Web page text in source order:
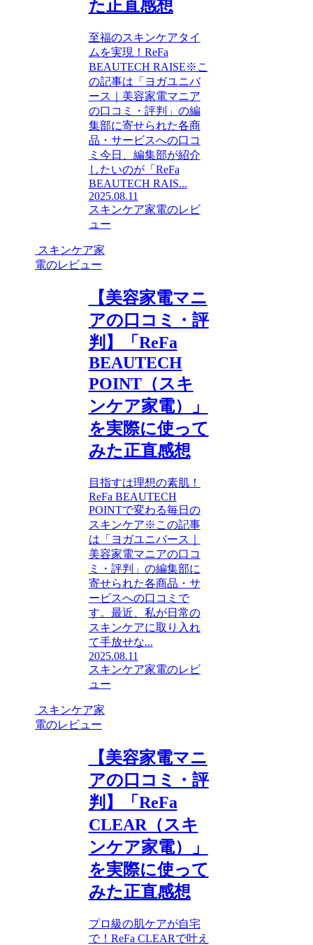
た正直感想
至福のスキンケアタイ
ムを実現！ReFa
BEAUTECH RAISE※こ
の記事は「ヨガユニバ
ース｜美容家電マニア
の口コミ・評判」の編
集部に寄せられた各商
品・サービスへの口コ
ミ今日、編集部が紹介
したいのが「ReFa
BEAUTECH RAIS...
2025.08.11
スキンケア家電のレビ
ュー
スキンケア家
電のレビュー
【美容家電マニ
アの口コミ・評
判】「ReFa
BEAUTECH
POINT（スキ
ンケア家電）」
を実際に使って
みた正直感想
目指すは理想の素肌！
ReFa BEAUTECH
POINTで変わる毎日の
スキンケア※この記事
は「ヨガユニバース｜
美容家電マニアの口コ
ミ・評判」の編集部に
寄せられた各商品・サ
ービスへの口コミで
す。最近、私が日常の
スキンケアに取り入れ
て手放せな...
2025.08.11
スキンケア家電のレビ
ュー
スキンケア家
電のレビュー
【美容家電マニ
アの口コミ・評
判】「ReFa
CLEAR（スキ
ンケア家電）」
を実際に使って
みた正直感想
プロ級の肌ケアが自宅
で！ReFa CLEARで叶え